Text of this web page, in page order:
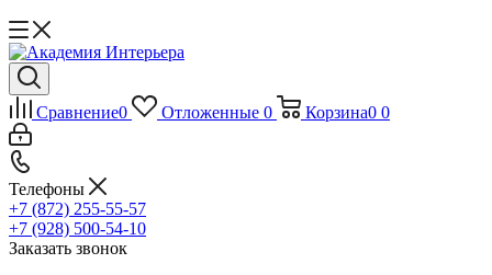
Сравнение0 Отложенные 0 Корзина0 0
Телефоны
+7 (872) 255-55-57
+7 (928) 500-54-10
Заказать звонок